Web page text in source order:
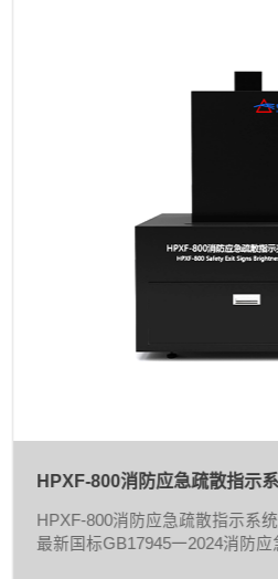
HPXF-800消防应急疏散指示
HPXF-800消防应急疏散指示系
最新国标GB17945一2024消防